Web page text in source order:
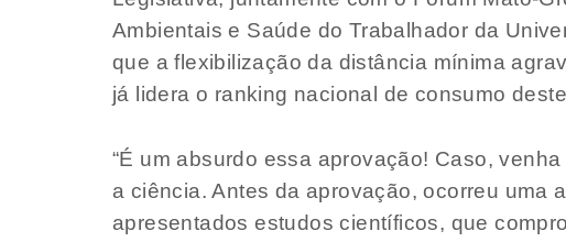
Ambientais e Saúde do Trabalhador da
que a flexibilização da distância mínima
já lidera o ranking nacional de consumo
“É um absurdo essa aprovação! Caso,
a ciência. Antes da aprovação, ocorreu uma
apresentados estudos científicos, que